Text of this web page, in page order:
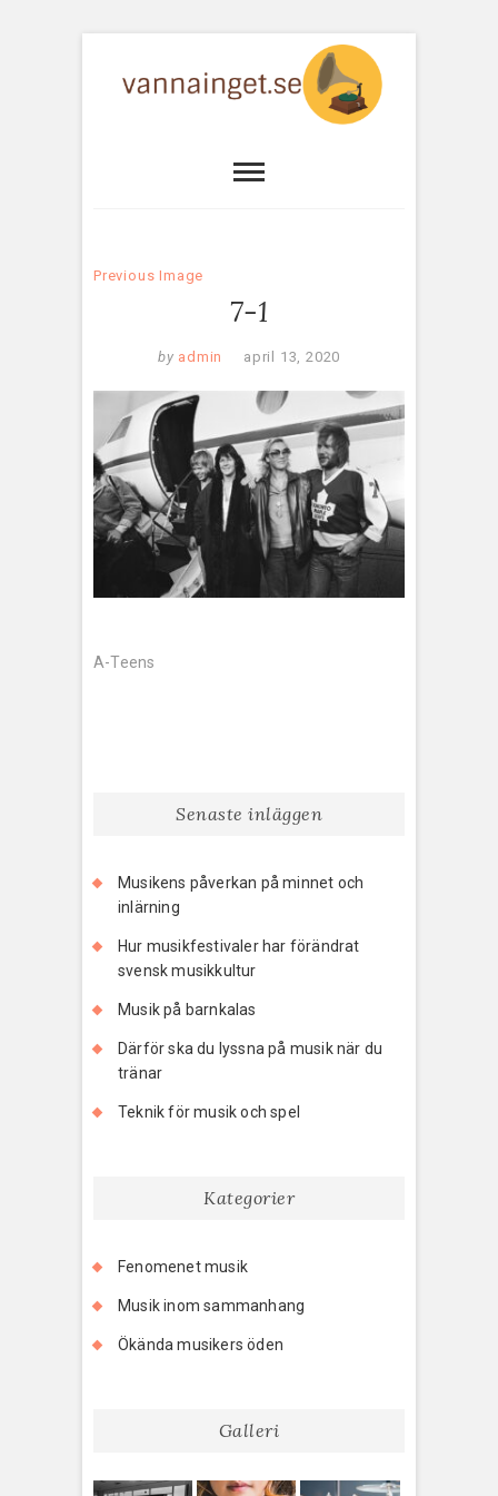
Previous Image
7-1
by admin april 13, 2020
A-Teens
Senaste inläggen
Musikens påverkan på minnet och
inlärning
Hur musikfestivaler har förändrat
svensk musikkultur
Musik på barnkalas
Därför ska du lyssna på musik när du
tränar
Teknik för musik och spel
Kategorier
Fenomenet musik
Musik inom sammanhang
Ökända musikers öden
Galleri